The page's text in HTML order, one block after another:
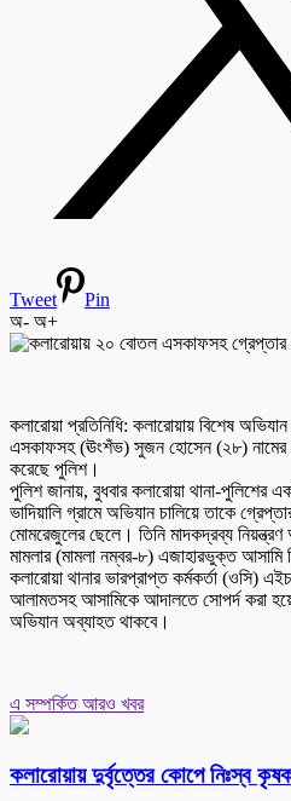
Tweet
Pin
অ- অ+
কলারোয়া প্রতিনিধি: কলারোয়ায় বিশেষ
এসকাফসহ (ঊংশঁভ) সুজন হোসেন (২৮) নামের
করেছে পুলিশ।
পুলিশ জানায়, বুধবার কলারোয়া থানা-পুলিশের
ভাদিয়ালি গ্রামে অভিযান চালিয়ে তাকে
মোমরেজুলের ছেলে। তিনি মাদকদ্রব্য
মামলার (মামলা নম্বর-৮) এজাহারভুক্ত আসামি
কলারোয়া থানার ভারপ্রাপ্ত কর্মকর্তা (ওসি)
আলামতসহ আসামিকে আদালতে সোপর্দ করা
অভিযান অব্যাহত থাকবে।
এ সম্পর্কিত আরও খবর
কলারোয়ায় দুর্বৃত্তের কোপে নিঃস্ব